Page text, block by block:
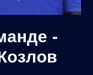
-